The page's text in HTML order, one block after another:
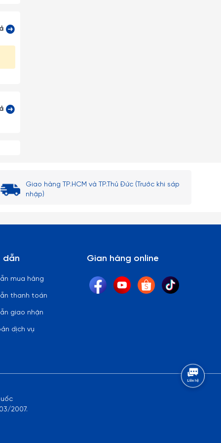
Giao hàng TP.HCM và TP.Thủ Đức (Trước khi sáp
nhập)
dẫn
mua hàng
thanh toán
giao nhận
dịch vụ
Gian hàng online
2007.